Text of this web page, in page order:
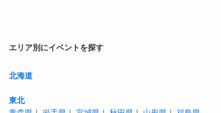
エリア別にイベントを探す
北海道
東北